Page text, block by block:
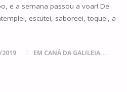
e a semana passou a voar! De
escutei, saboreei, toquei, a
EM CANÁ DA GALILEIA...